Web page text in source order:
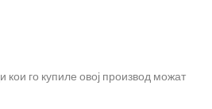
кои го купиле овој производ можат